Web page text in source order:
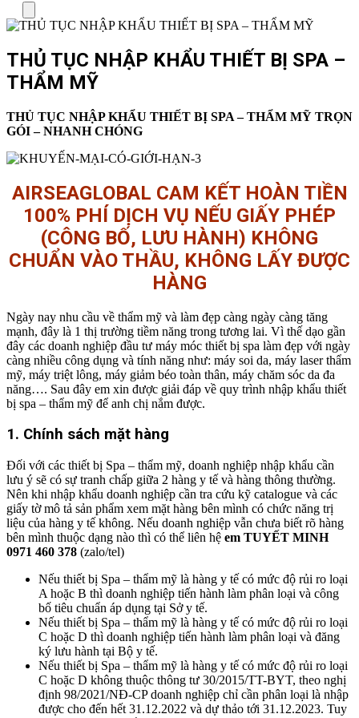
THỦ TỤC NHẬP KHẨU THIẾT BỊ SPA –
THẨM MỸ
THỦ TỤC NHẬP KHẨU THIẾT BỊ SPA – THẨM MỸ TRỌN
GÓI – NHANH CHÓNG
AIRSEAGLOBAL CAM KẾT HOÀN TIỀN
100% PHÍ DỊCH VỤ NẾU GIẤY PHÉP
(CÔNG BỐ, LƯU HÀNH) KHÔNG
CHUẨN VÀO THẦU, KHÔNG LẤY ĐƯỢC
HÀNG
Ngày nay nhu cầu về thẩm mỹ và làm đẹp càng ngày càng tăng
mạnh, đây là 1 thị trường tiềm năng trong tương lai. Vì thế dạo gần
đây các doanh nghiệp đầu tư máy móc thiết bị spa làm đẹp với ngày
càng nhiều công dụng và tính năng như: máy soi da, máy laser thẩm
mỹ, máy triệt lông, máy giảm béo toàn thân, máy chăm sóc da đa
năng…. Sau đây em xin được giải đáp về quy trình nhập khẩu thiết
bị spa – thẩm mỹ để anh chị nắm được.
1. Chính sách mặt hàng
Đối với các thiết bị Spa – thẩm mỹ, doanh nghiệp nhập khẩu cần
lưu ý sẽ có sự tranh chấp giữa 2 hàng y tế và hàng thông thường.
Nên khi nhập khẩu doanh nghiệp cần tra cứu kỹ catalogue và các
giấy tờ mô tả sản phẩm xem mặt hàng bên mình có chức năng trị
liệu của hàng y tế không. Nếu doanh nghiệp vẫn chưa biết rõ hàng
bên mình thuộc dạng nào thì có thể liên hệ em TUYẾT MINH
0971 460 378 (zalo/tel)
Nếu thiết bị Spa – thẩm mỹ là hàng y tế có mức độ rủi ro loại
A hoặc B thì doanh nghiệp tiến hành làm phân loại và công
bố tiêu chuẩn áp dụng tại Sở y tế.
Nếu thiết bị Spa – thẩm mỹ là hàng y tế có mức độ rủi ro loại
C hoặc D thì doanh nghiệp tiến hành làm phân loại và đăng
ký lưu hành tại Bộ y tế.
Nếu thiết bị Spa – thẩm mỹ là hàng y tế có mức độ rủi ro loại
C hoặc D không thuộc thông tư 30/2015/TT-BYT, theo nghị
định 98/2021/NĐ-CP doanh nghiệp chỉ cần phân loại là nhập
được cho đến hết 31.12.2022 và dự thảo tới 31.12.2023. Tuy